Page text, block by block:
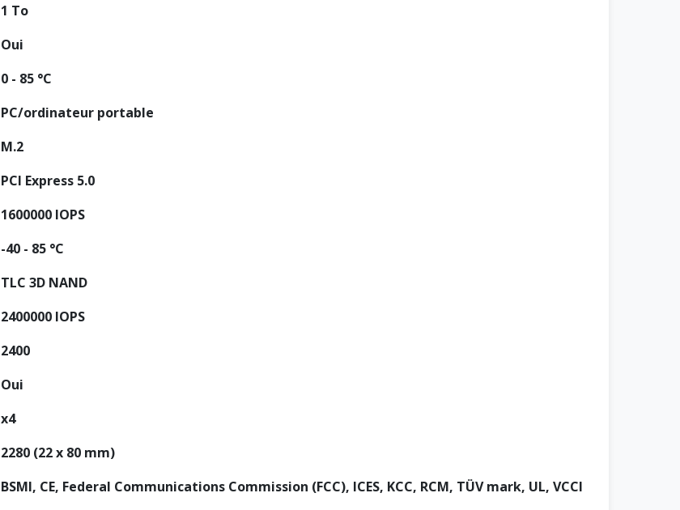
1 To
Oui
0 - 85 °C
PC/ordinateur portable
M.2
PCI Express 5.0
1600000 IOPS
-40 - 85 °C
TLC 3D NAND
2400000 IOPS
2400
Oui
x4
2280 (22 x 80 mm)
BSMI, CE, Federal Communications Commission (FCC), ICES, KCC, RCM, TÜV mark, UL, VCCI